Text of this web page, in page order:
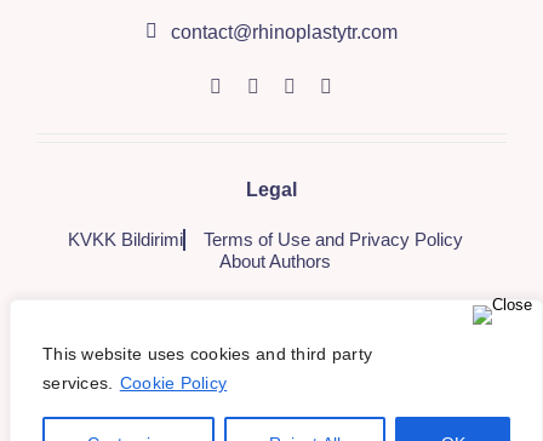
This website uses cookies and third party
services.
Cookie Policy
Legal
KVKK Bildirimi
Terms of Use and Privacy Policy
About Authors
contact@rhinoplastytr.com
© Copyright 2012 - 2023 | All Rights Reserved | Powered by
Sağlık Ajans